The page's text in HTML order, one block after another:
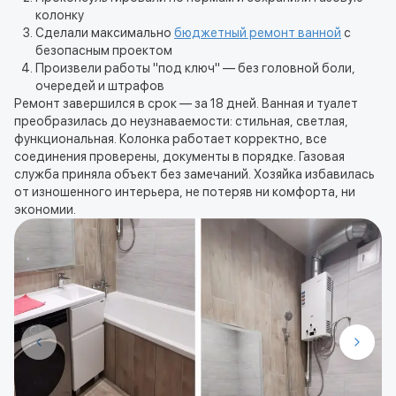
колонку
Сделали максимально бюджетный ремонт ванной с
безопасным проектом
Произвели работы "под ключ" — без головной боли,
очередей и штрафов
Ремонт завершился в срок — за 18 дней. Ванная и туалет
преобразилась до неузнаваемости: стильная, светлая,
функциональная. Колонка работает корректно, все
соединения проверены, документы в порядке. Газовая
служба приняла объект без замечаний. Хозяйка избавилась
от изношенного интерьера, не потеряв ни комфорта, ни
экономии.